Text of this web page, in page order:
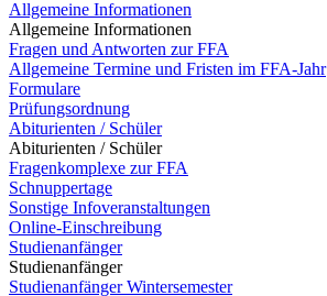
Allgemeine Informationen
Allgemeine Informationen
Fragen und Antworten zur FFA
Allgemeine Termine und Fristen im FFA-Jahr
Formulare
Prüfungsordnung
Abiturienten / Schüler
Abiturienten / Schüler
Fragenkomplexe zur FFA
Schnuppertage
Sonstige Infoveranstaltungen
Online-Einschreibung
Studienanfänger
Studienanfänger
Studienanfänger Wintersemester